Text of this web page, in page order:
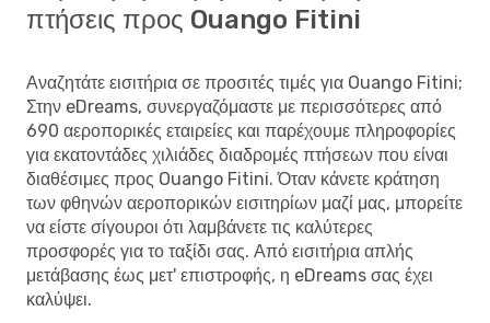
πτήσεις προς Ouango Fitini
Αναζητάτε εισιτήρια σε προσιτές τιμές για Ouango Fitini;
Στην eDreams, συνεργαζόμαστε με περισσότερες από
690 αεροπορικές εταιρείες και παρέχουμε πληροφορίες
για εκατοντάδες χιλιάδες διαδρομές πτήσεων που είναι
διαθέσιμες προς Ouango Fitini. Όταν κάνετε κράτηση
των φθηνών αεροπορικών εισιτηρίων μαζί μας, μπορείτε
να είστε σίγουροι ότι λαμβάνετε τις καλύτερες
προσφορές για το ταξίδι σας. Από εισιτήρια απλής
μετάβασης έως μετ' επιστροφής, η eDreams σας έχει
καλύψει.